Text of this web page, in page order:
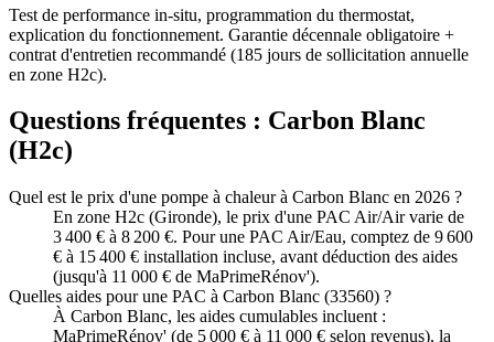
Test de performance in-situ, programmation du thermostat,
explication du fonctionnement. Garantie décennale obligatoire +
contrat d'entretien recommandé (185 jours de sollicitation annuelle
en zone H2c).
Questions fréquentes : Carbon Blanc
(H2c)
Quel est le prix d'une pompe à chaleur à Carbon Blanc en 2026 ?
En zone H2c (Gironde), le prix d'une PAC Air/Air varie de
3 400 € à 8 200 €. Pour une PAC Air/Eau, comptez de 9 600
€ à 15 400 € installation incluse, avant déduction des aides
(jusqu'à 11 000 € de MaPrimeRénov').
Quelles aides pour une PAC à Carbon Blanc (33560) ?
À Carbon Blanc, les aides cumulables incluent :
MaPrimeRénov' (de 5 000 € à 11 000 € selon revenus), la